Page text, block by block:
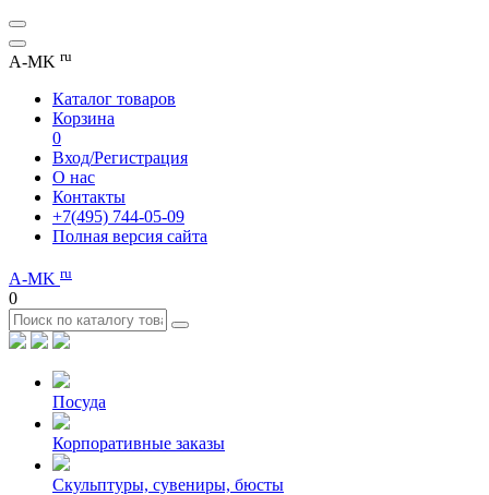
A-MK ru
Каталог товаров
Корзина
0
Вход/Регистрация
О нас
Контакты
+7(495) 744-05-09
Полная версия сайта
A-MK ru
0
Посуда
Корпоративные заказы
Скульптуры, сувениры, бюсты